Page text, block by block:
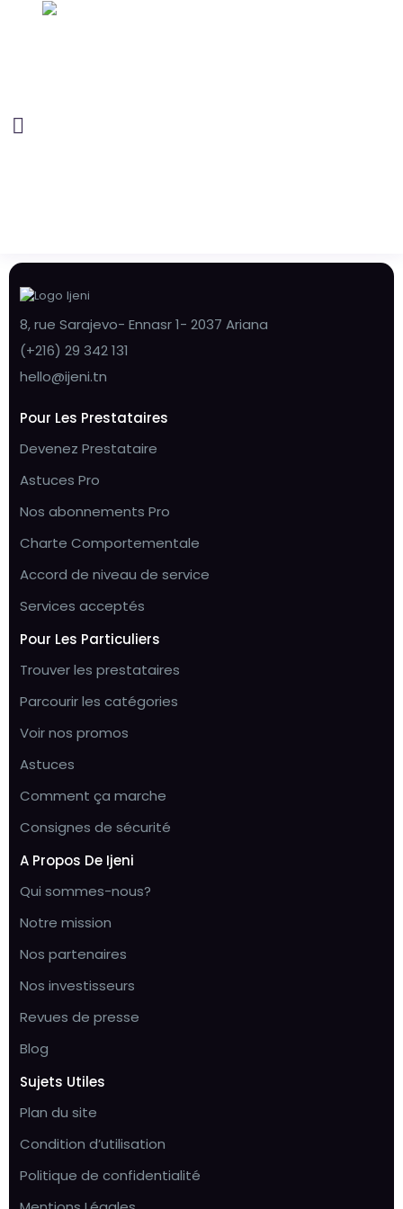
8, rue Sarajevo- Ennasr 1- 2037 Ariana
(+216) 29 342 131
hello@ijeni.tn
Pour Les Prestataires
Devenez Prestataire
Astuces Pro
Nos abonnements Pro
Charte Comportementale
Accord de niveau de service
Services acceptés
Pour Les Particuliers
Trouver les prestataires
Parcourir les catégories
Voir nos promos
Astuces
Comment ça marche
Consignes de sécurité
A Propos De Ijeni
Qui sommes-nous?
Notre mission
Nos partenaires
Nos investisseurs
Revues de presse
Blog
Sujets Utiles
Plan du site
Condition d’utilisation
Politique de confidentialité